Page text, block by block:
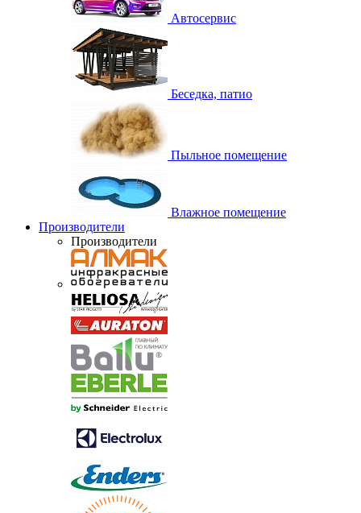
Автосервис
Беседка, патио
Пыльное помещение
Влажное помещение
Производители
Производители